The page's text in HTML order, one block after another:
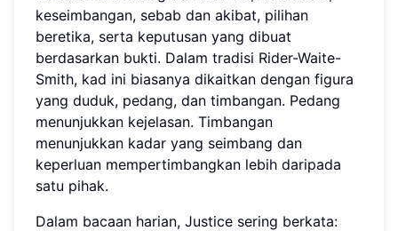
keseimbangan, sebab dan akibat, pilihan
beretika, serta keputusan yang dibuat
berdasarkan bukti. Dalam tradisi Rider-Waite-
Smith, kad ini biasanya dikaitkan dengan figura
yang duduk, pedang, dan timbangan. Pedang
menunjukkan kejelasan. Timbangan
menunjukkan kadar yang seimbang dan
keperluan mempertimbangkan lebih daripada
satu pihak.
Dalam bacaan harian, Justice sering berkata: